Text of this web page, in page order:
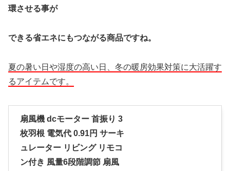
環させる事が
できる省エネにもつながる商品ですね。
夏の暑い日や湿度の高い日、冬の暖房効果対策に大活躍す
るアイテムです。
扇風機 dcモーター 首振り 3
枚羽根 電気代 0.91円 サーキ
ュレーター リビング リモコ
ン付き 風量6段階調節 扇風